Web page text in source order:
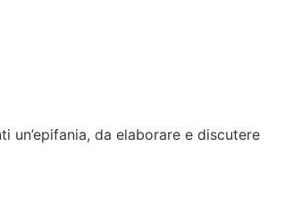
un’epifania, da elaborare e discutere